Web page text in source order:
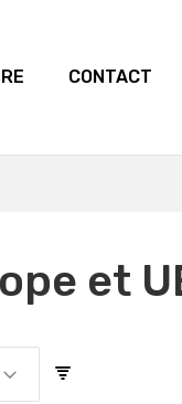
CONTACT
et